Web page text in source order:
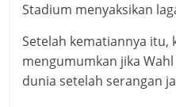
Stadium menyaksikan
Setelah kematiannya itu,
mengumumkan jika
dunia setelah serangan